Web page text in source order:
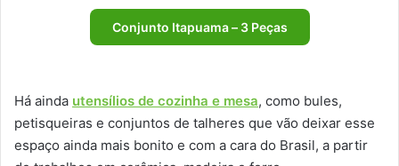
Conjunto Itapuama – 3 Peças
Há ainda utensílios de cozinha e mesa, como bules,
petisqueiras e conjuntos de talheres que vão deixar esse
espaço ainda mais bonito e com a cara do Brasil, a partir